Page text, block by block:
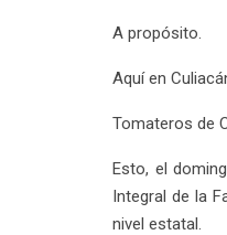
A propósito.
Aquí en
Tomateros de
Esto, el
Integral de la
nivel estatal.